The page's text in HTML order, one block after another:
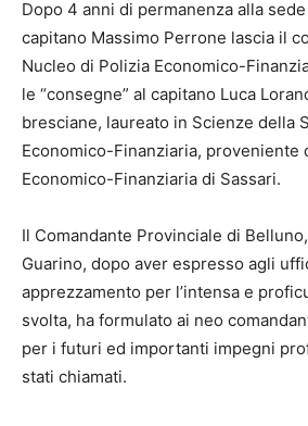
Dopo 4 anni di permanenza alla
capitano Massimo Perrone lascia il
Nucleo di Polizia Economico-
le “consegne” al capitano Luca
bresciane, laureato in Scienze della
Economico-Finanziaria, proveniente
Economico-Finanziaria di Sassari.
Il Comandante Provinciale di
Guarino, dopo aver espresso agli
apprezzamento per l’intensa e
svolta, ha formulato ai neo
per i futuri ed importanti impegni
stati chiamati.